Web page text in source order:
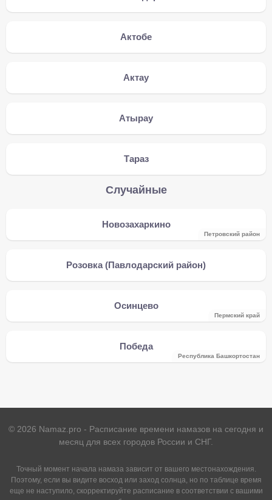
Актобе
Актау
Атырау
Тараз
Случайные
Новозахаркино
Петровский район
Розовка (Павлодарский район)
Осинцево
Пермский край
Победа
Республика Башкортостан
© 2026 Namaz.pro - Расписание времени намазов на сегодня и
месяц для всех городов России и СНГ.
Точный момент начала намаза зависит от вашего местонахождения.
Поэтому, если вы видите восход или заход солнца, но по таблице время
еще не наступило, скорректируйте расписание в соответствии с вашими